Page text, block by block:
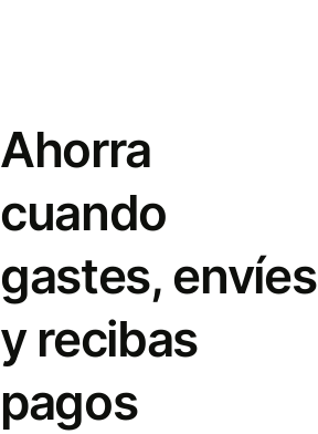
Ahorra
cuando
gastes, envíes
y recibas
pagos